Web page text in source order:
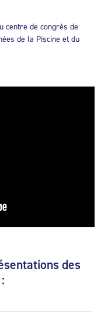
centre de congrès de
de la Piscine et du
des